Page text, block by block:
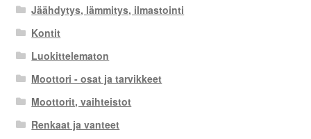
Jäähdytys, lämmitys, ilmastointi
Kontit
Luokittelematon
Moottori - osat ja tarvikkeet
Moottorit, vaihteistot
Renkaat ja vanteet